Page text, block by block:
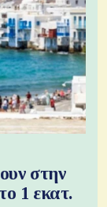
στην
1 εκατ.